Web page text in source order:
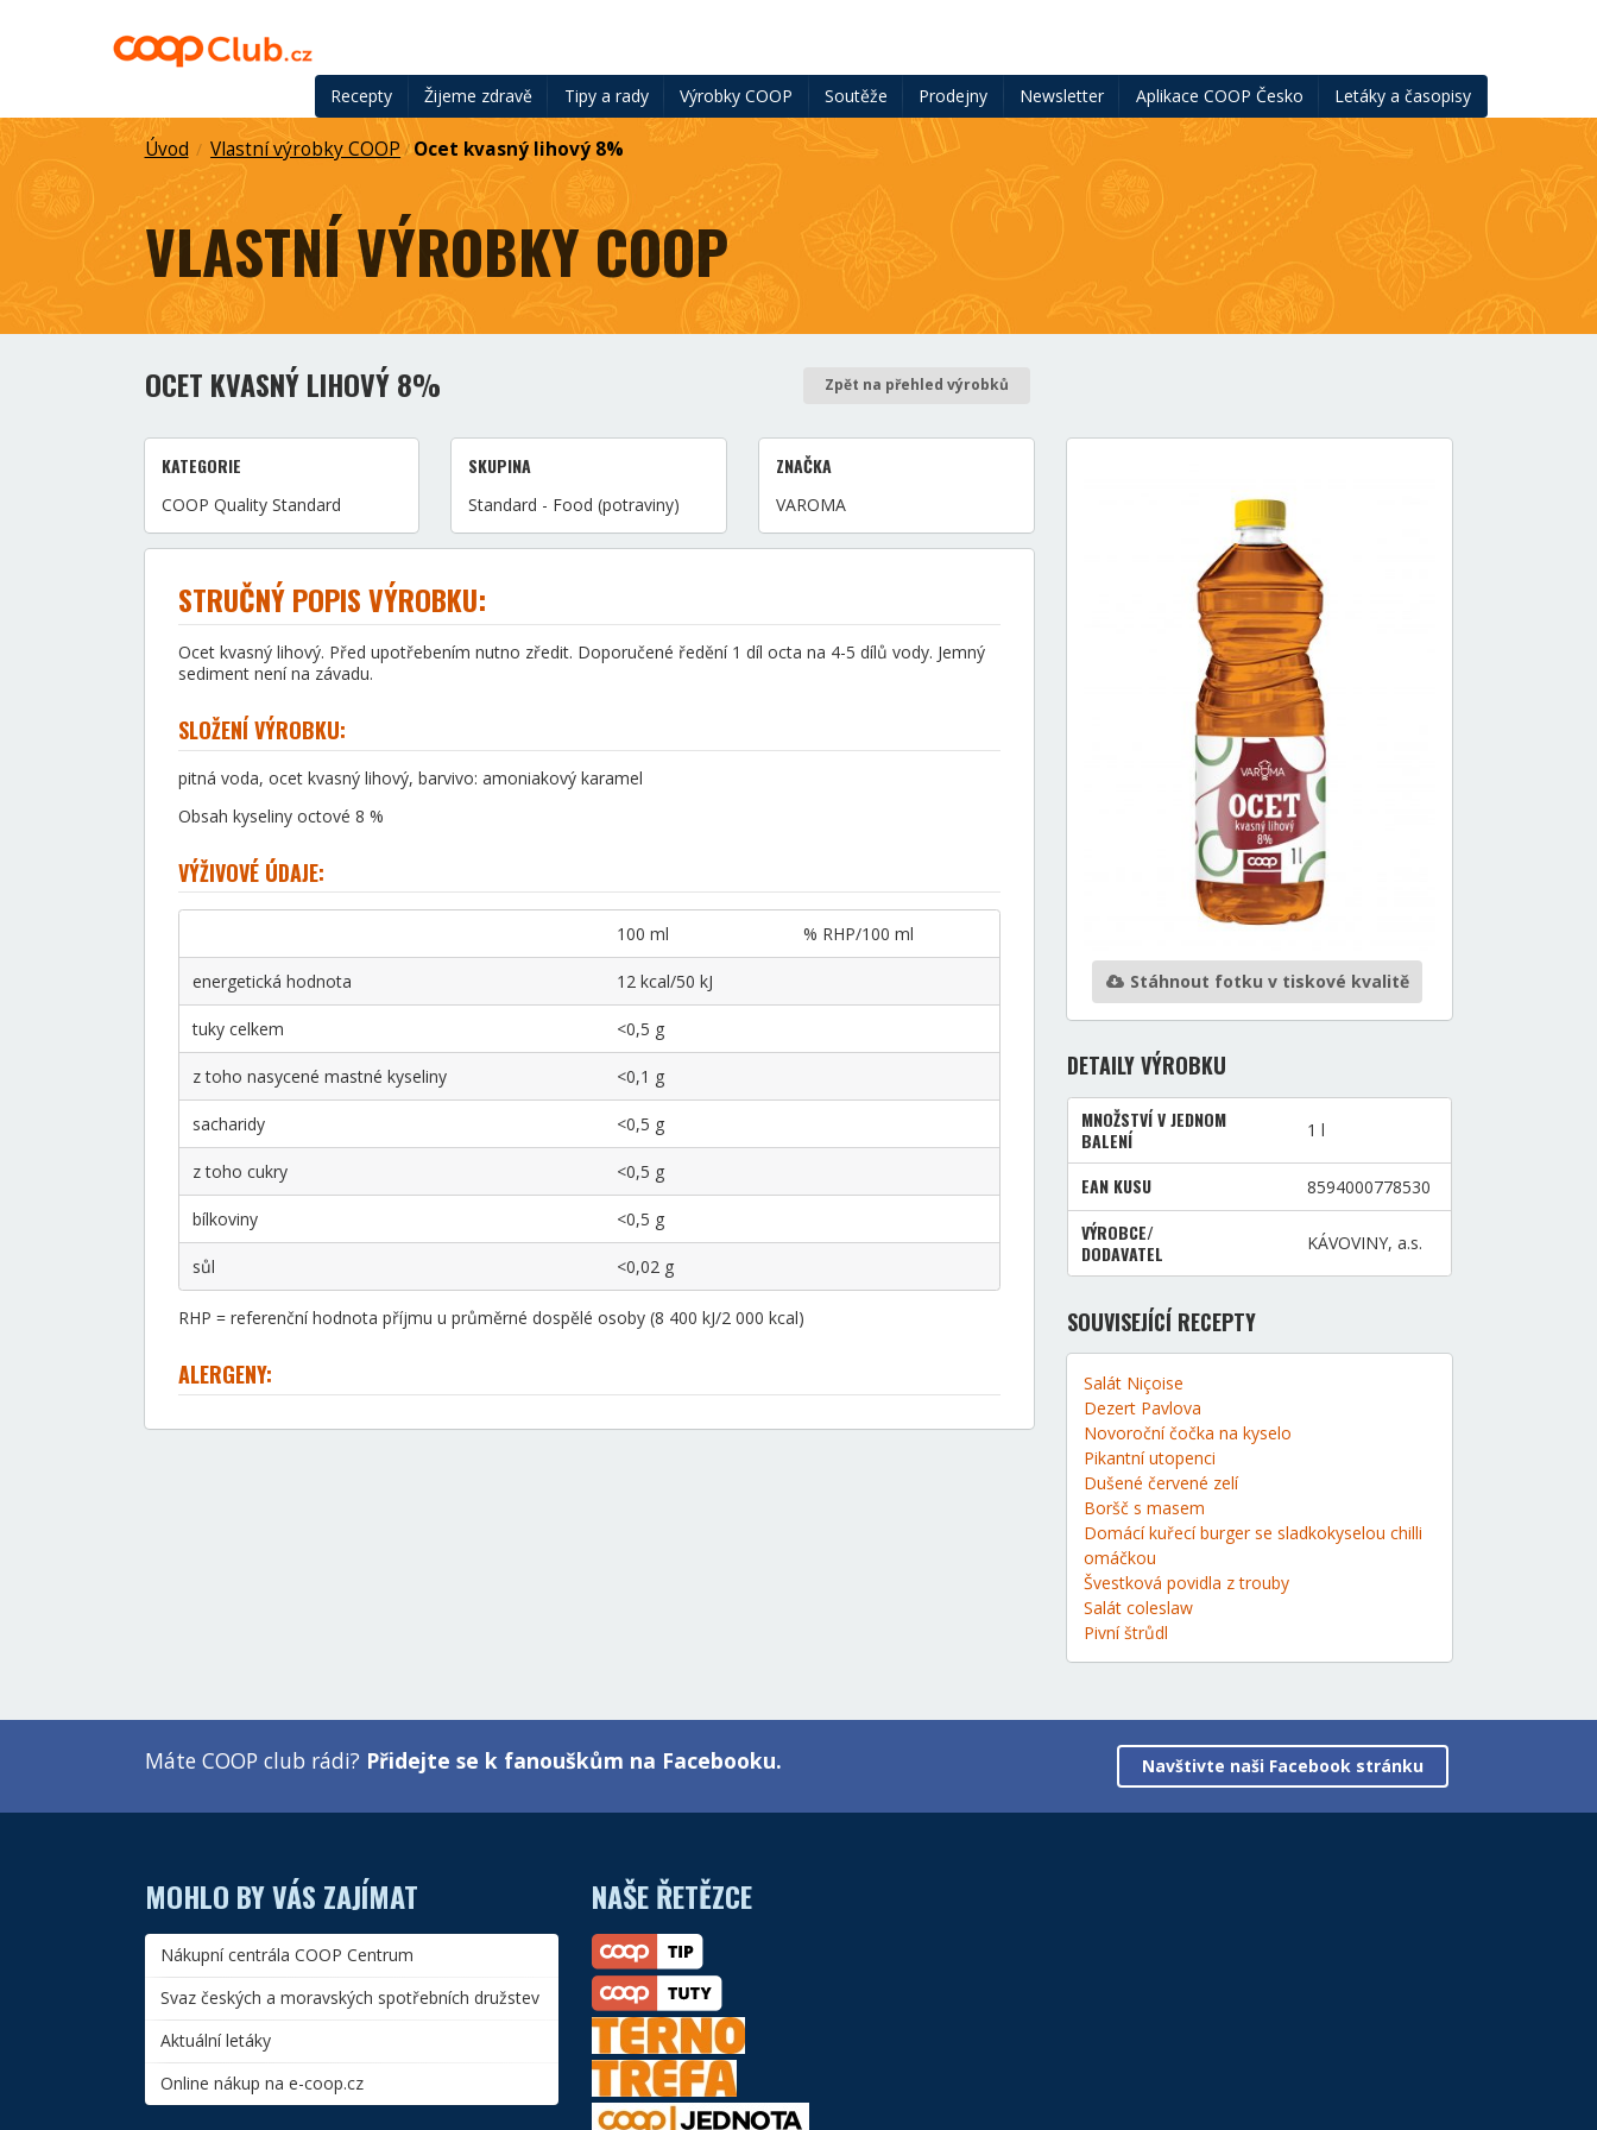
Recepty Žijeme zdravě Tipy a rady Výrobky COOP Soutěže Prodejny Newsletter Aplikace COOP Česko Letáky a časopisy
Úvod / Vlastní výrobky COOP / Ocet kvasný lihový 8%
VLASTNÍ VÝROBKY COOP
OCET KVASNÝ LIHOVÝ 8% Zpět na přehled výrobků
KATEGORIE
COOP Quality Standard
SKUPINA
Standard - Food (potraviny)
ZNAČKA
VAROMA
STRUČNÝ POPIS VÝROBKU:
Ocet kvasný lihový. Před upotřebením nutno zředit. Doporučené ředění 1 díl octa na 4-5 dílů vody. Jemný
sediment není na závadu.
SLOŽENÍ VÝROBKU:
pitná voda, ocet kvasný lihový, barvivo: amoniakový karamel
Obsah kyseliny octové 8 %
VÝŽIVOVÉ ÚDAJE:
100 ml % RHP/100 ml
energetická hodnota 12 kcal/50 kJ
tuky celkem <0,5 g
z toho nasycené mastné kyseliny <0,1 g
sacharidy <0,5 g
z toho cukry <0,5 g
bílkoviny <0,5 g
sůl <0,02 g
RHP = referenční hodnota příjmu u průměrné dospělé osoby (8 400 kJ/2 000 kcal)
ALERGENY:
Stáhnout fotku v tiskové kvalitě
DETAILY VÝROBKU
MNOŽSTVÍ V JEDNOM
BALENÍ
1 l
EAN KUSU 8594000778530
VÝROBCE/
DODAVATEL
KÁVOVINY, a.s.
SOUVISEJÍCÍ RECEPTY
Salát Niçoise
Dezert Pavlova
Novoroční čočka na kyselo
Pikantní utopenci
Dušené červené zelí
Boršč s masem
Domácí kuřecí burger se sladkokyselou chilli
omáčkou
Švestková povidla z trouby
Salát coleslaw
Pivní štrůdl
Máte COOP club rádi? Přidejte se k fanouškům na Facebooku. Navštivte naši Facebook stránku
MOHLO BY VÁS ZAJÍMAT
Nákupní centrála COOP Centrum
Svaz českých a moravských spotřebních družstev
Aktuální letáky
Online nákup na e-coop.cz
NAŠE ŘETĚZCE